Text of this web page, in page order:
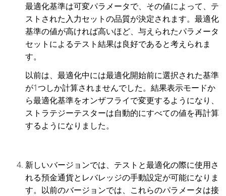
最適化基準は可変パラメータで、その値によって、テ
ストされた入力セットの品質が決定されます。最適化
基準の値が高ければ高いほど、与えられたパラメータ
セットによるテスト結果は良好であると考えられま
す。
以前は、最適化中には最適化開始前に選択された基準
が1つしか計算されませんでした。結果表示モードか
ら最適化基準をオンザフライで変更するようになり、
ストラテジーテスターは自動的にすべての値を再計算
するようになりました。
新しいバージョンでは、テストと最適化の際に使用さ
れる預金通貨とレバレッジの手動設定が可能になりま
す。以前のバージョンでは、これらのパラメータは接